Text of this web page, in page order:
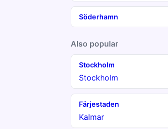
Söderhamn
Also popular
Stockholm
Stockholm
Färjestaden
Kalmar